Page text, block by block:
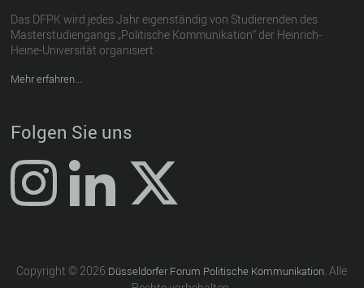
Das DFPK wird jedes Jahr eigenständig von Studierenden des
Masterstudiengangs „Politische Kommunikation“ der Heinrich-
Heine-Universität organisiert.
Mehr erfahren...
Folgen Sie uns
Copyright © 2026 Düsseldorfer Forum Politische Kommunikation. Alle